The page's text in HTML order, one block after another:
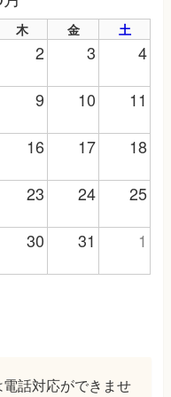
木 金 土
2 3 4
9 10 11
16 17 18
23 24 25
30 31 1
話対応ができませ